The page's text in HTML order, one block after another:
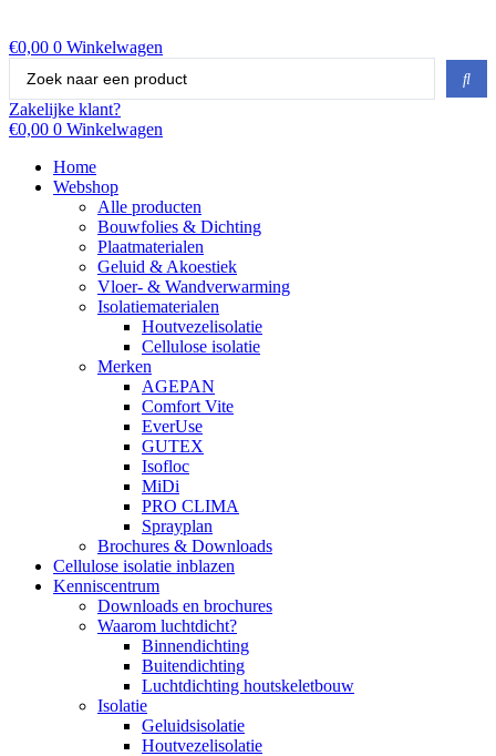
€0,00 0 Winkelwagen
Zakelijke klant?
€0,00 0 Winkelwagen
Home
Webshop
Alle producten
Bouwfolies & Dichting
Plaatmaterialen
Geluid & Akoestiek
Vloer- & Wandverwarming
Isolatiematerialen
Houtvezelisolatie
Cellulose isolatie
Merken
AGEPAN
Comfort Vite
EverUse
GUTEX
Isofloc
MiDi
PRO CLIMA
Sprayplan
Brochures & Downloads
Cellulose isolatie inblazen
Kenniscentrum
Downloads en brochures
Waarom luchtdicht?
Binnendichting
Buitendichting
Luchtdichting houtskeletbouw
Isolatie
Geluidsisolatie
Houtvezelisolatie